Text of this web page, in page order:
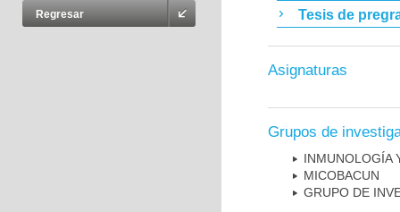
Regresar
Tesis de
Asignaturas
Grupos de
INMUNOLOGÍA
MICOBAC­UN
GRUPO DE